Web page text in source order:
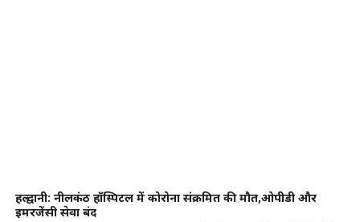
हल्द्वानी: नीलकंठ हॉस्पिटल में कोरोना संक्रमित की मौत,ओपीडी और
इमरजेंसी सेवा बंद